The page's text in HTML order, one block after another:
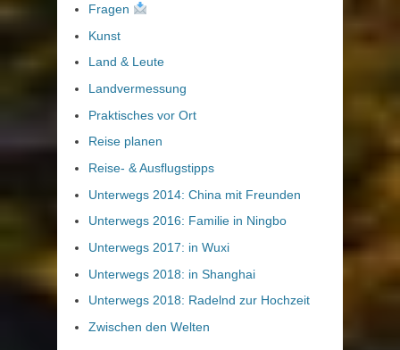
Fragen
Kunst
Land & Leute
Landvermessung
Praktisches vor Ort
Reise planen
Reise- & Ausflugstipps
Unterwegs 2014: China mit Freunden
Unterwegs 2016: Familie in Ningbo
Unterwegs 2017: in Wuxi
Unterwegs 2018: in Shanghai
Unterwegs 2018: Radelnd zur Hochzeit
Zwischen den Welten